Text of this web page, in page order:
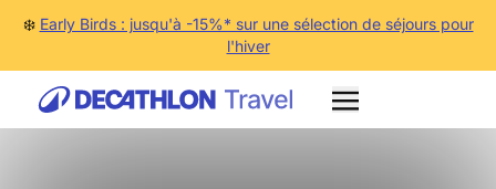
❄️ Early Birds : jusqu'à -15%* sur une sélection de séjours pour
l'hiver